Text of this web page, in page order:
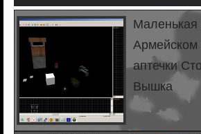
Армейском
аптечки
Вышка